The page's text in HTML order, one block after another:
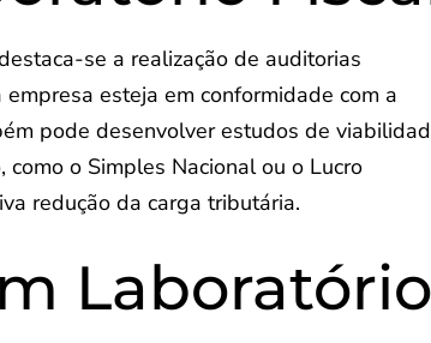
se a realização de auditorias
esteja em conformidade com a
pode desenvolver estudos de
o Simples Nacional ou o Lucro
redução da carga tributária.